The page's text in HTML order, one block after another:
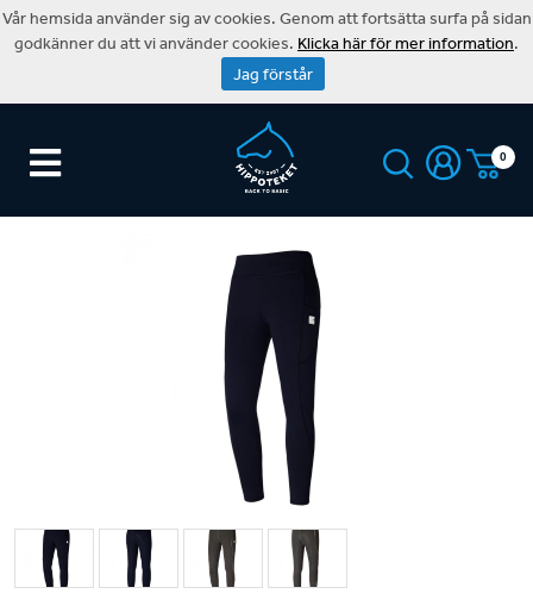
0
Vår hemsida använder sig av cookies. Genom att fortsätta surfa på sidan
godkänner du att vi använder cookies. Klicka här för mer information.
Jag förstår